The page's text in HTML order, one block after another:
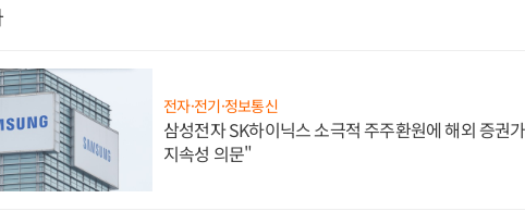
전자·전기·정보통신
삼성전자 SK하이닉스 소극적 주주환원에 해외 증권
지속성 의문"